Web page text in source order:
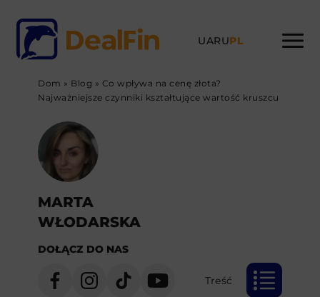
UARUPL
Dom » Blog » Co wpływa na cenę złota?
Najważniejsze czynniki kształtujące wartość kruszcu
MARTA
WŁODARSKA
DOŁĄCZ DO NAS
Treść